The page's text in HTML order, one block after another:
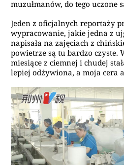
muzułmanów, do tego uczone
Jeden z oficjalnych reportaży
wypracowanie, jakie jedna z
napisała na zajęciach z
powietrze są tu bardzo czyste.
miesiące z ciemnej i chudej
lepiej odżywiona, a moja cera